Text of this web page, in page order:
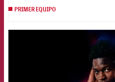
PRIMER EQUIPO